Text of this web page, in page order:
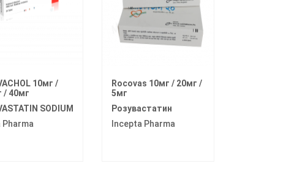
10мг /
/ 40мг
SODIUM
Pharma
Rocovas 10мг / 20мг /
5мг
Розувастатин
Incepta Pharma